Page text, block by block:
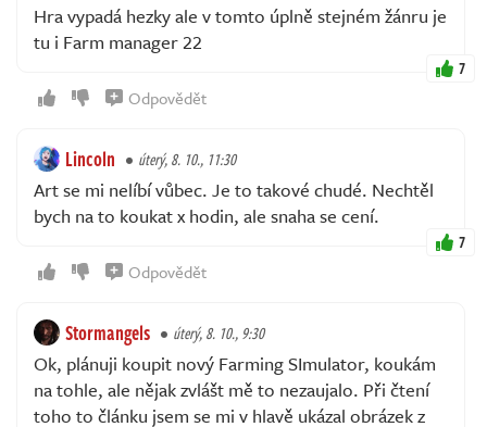
Hra vypadá hezky ale v tomto úplně stejném žánru je
tu i Farm manager 22
7
Odpovědět
Lincoln úterý, 8. 10., 11:30
Art se mi nelíbí vůbec. Je to takové chudé. Nechtěl
bych na to koukat x hodin, ale snaha se cení.
7
Odpovědět
Stormangels úterý, 8. 10., 9:30
Ok, plánuji koupit nový Farming SImulator, koukám
na tohle, ale nějak zvlášt mě to nezaujalo. Při čtení
toho to článku jsem se mi v hlavě ukázal obrázek z